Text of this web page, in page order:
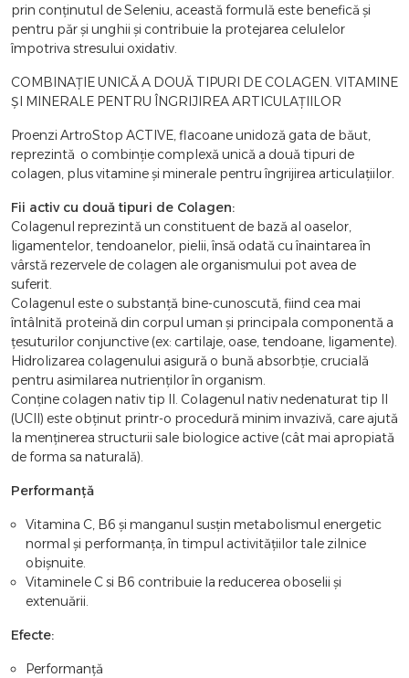
prin conținutul de Seleniu, această formulă este benefică și
pentru păr și unghii și contribuie la protejarea celulelor
împotriva stresului oxidativ.
COMBINAȚIE UNICĂ A DOUĂ TIPURI DE COLAGEN. VITAMINE
ȘI MINERALE PENTRU ÎNGRIJIREA ARTICULAȚIILOR
Proenzi ArtroStop ACTIVE, flacoane unidoză gata de băut,
reprezintă o combinție complexă unică a două tipuri de
colagen, plus vitamine și minerale pentru îngrijirea articulațiilor.
Fii activ cu două tipuri de Colagen:
Colagenul reprezintă un constituent de bază al oaselor,
ligamentelor, tendoanelor, pielii, însă odată cu înaintarea în
vârstă rezervele de colagen ale organismului pot avea de
suferit.
Colagenul este o substanță bine-cunoscută, fiind cea mai
întâlnită proteină din corpul uman și principala componentă a
țesuturilor conjunctive (ex: cartilaje, oase, tendoane, ligamente).
Hidrolizarea colagenului asigură o bună absorbție, crucială
pentru asimilarea nutrienților în organism.
Conține colagen nativ tip II. Colagenul nativ nedenaturat tip II
(UCII) este obținut printr-o procedură minim invazivă, care ajută
la menținerea structurii sale biologice active (cât mai apropiată
de forma sa naturală).
Performanță
Vitamina C, B6 și manganul susțin metabolismul energetic
normal și performanța, în timpul activitățiilor tale zilnice
obișnuite.
Vitaminele C si B6 contribuie la reducerea oboselii și
extenuării.
Efecte:
Performanță